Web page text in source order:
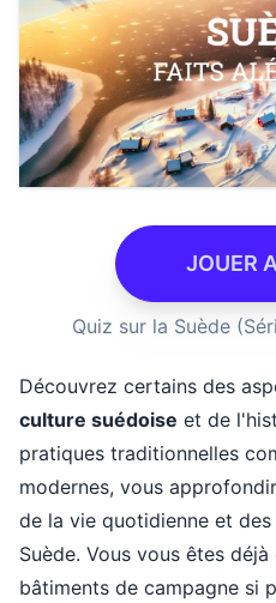
JOUER
Quiz sur la Suède
Découvrez certains des
culture suédoise et de
pratiques traditionnelles
modernes, vous
de la vie quotidienne et
Suède. Vous vous êtes
bâtiments de campagne si